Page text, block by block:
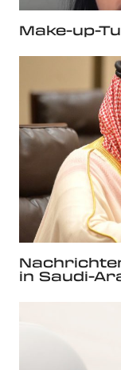
Make-up-
in Saudi-